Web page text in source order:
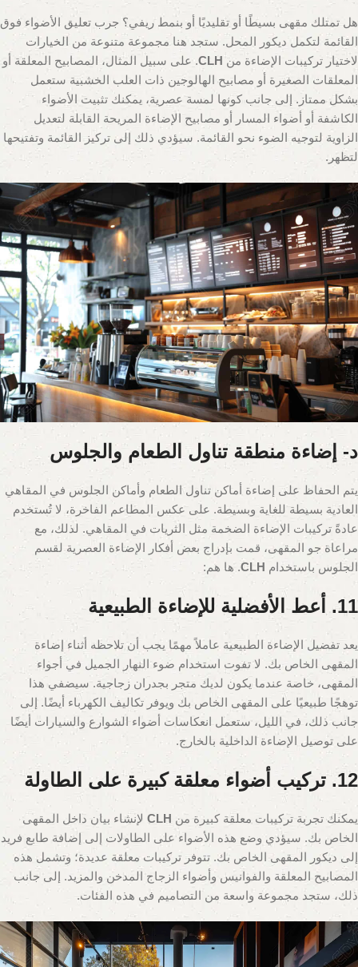
هل تمتلك مقهى بسيطًا أو تقليديًا أو بنمط ريفي؟ جرب تعليق الأضواء فوق
القائمة لتكمل ديكور المحل. ستجد هنا مجموعة متنوعة من الخيارات
لاختيار تركيبات الإضاءة من CLH. على سبيل المثال، المصابيح المعلقة أو
المعلقات الصغيرة أو مصابيح الهالوجين ذات العلب الخشبية ستعمل
بشكل ممتاز. إلى جانب كونها لمسة عصرية، يمكنك تثبيت الأضواء
الكاشفة أو أضواء المسار أو مصابيح الإضاءة المريحة القابلة لتعديل
الزاوية لتوجيه الضوء نحو القائمة. سيؤدي ذلك إلى تركيز القائمة وتفتيحها
لتظهر.
د- إضاءة منطقة تناول الطعام والجلوس
يتم الحفاظ على إضاءة أماكن تناول الطعام وأماكن الجلوس في المقاهي
العادية بسيطة للغاية وبسيطة. على عكس المطاعم الفاخرة، لا تُستخدم
عادةً تركيبات الإضاءة الضخمة مثل الثريات في المقاهي. لذلك، مع
مراعاة جو المقهى، قمت بإدراج بعض أفكار الإضاءة العصرية لقسم
الجلوس باستخدام CLH. ها هم:
11. أعط الأفضلية للإضاءة الطبيعية
يعد تفضيل الإضاءة الطبيعية عاملاً مهمًا يجب أن تلاحظه أثناء إضاءة
المقهى الخاص بك. لا تفوت استخدام ضوء النهار الجميل في أجواء
المقهى، خاصة عندما يكون لديك متجر بجدران زجاجية. سيضفي هذا
توهجًا طبيعيًا على المقهى الخاص بك ويوفر تكاليف الكهرباء أيضًا. إلى
جانب ذلك، في الليل، ستعمل انعكاسات أضواء الشوارع والسيارات أيضًا
على توصيل الإضاءة الداخلية بالخارج.
12. تركيب أضواء معلقة كبيرة على الطاولة
يمكنك تجربة تركيبات معلقة كبيرة من CLH لإنشاء بيان داخل المقهى
الخاص بك. سيؤدي وضع هذه الأضواء على الطاولات إلى إضافة طابع فريد
إلى ديكور المقهى الخاص بك. تتوفر تركيبات معلقة عديدة؛ وتشمل هذه
المصابيح المعلقة والفوانيس وأضواء الزجاج المدخن والمزيد. إلى جانب
ذلك، ستجد مجموعة واسعة من التصاميم في هذه الفئات.